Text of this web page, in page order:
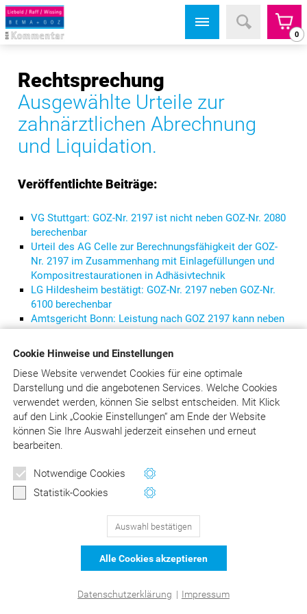
Cookie Hinweise und Einstellungen
Diese Website verwendet Cookies für eine optimale
Darstellung und die angebotenen Services. Welche Cookies
verwendet werden, können Sie selbst entscheiden. Mit Klick
aufden Link „Cookie Einstellungen“ am Ende der Website
können Sie Ihre Auswahl jederzeit einsehen und erneut
bearbeiten.
Notwendige Cookies
Statistik-Cookies
Auswahl bestätigen
Alle Cookies akzeptieren
Datenschutzerklärung | Impressum
0
Rechtsprechung
Ausgewählte Urteile zur
zahnärztlichen Abrechnung
und Liquidation.
Veröffentlichte Beiträge:
VG Stuttgart: GOZ-Nr. 2197 ist nicht neben GOZ-Nr. 2080
berechenbar
Urteil des AG Celle zur Berechnungsfähigkeit der GOZ-
Nr. 2197 im Zusammenhang mit Einlagefüllungen und
Kompositrestaurationen in Adhäsivtechnik
LG Hildesheim bestätigt: GOZ-Nr. 2197 neben GOZ-Nr.
6100 berechenbar
Amtsgericht Bonn: Leistung nach GOZ 2197 kann neben
© Asgard-Verlag Dr. Werner Hippe GmbH
DER Kommentar zu BEMA und
129Bewertungen auf ProvenExpert.com